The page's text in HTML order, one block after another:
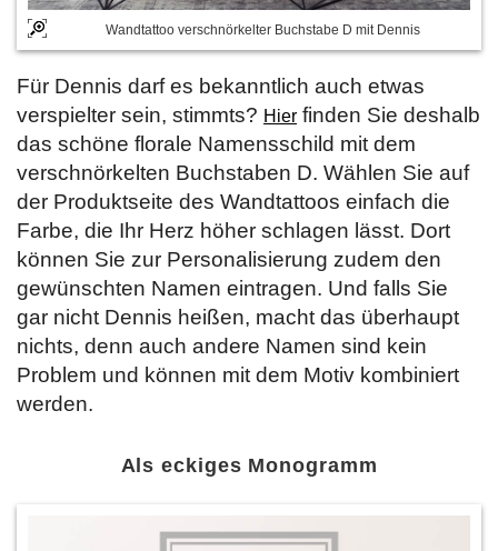
Wandtattoo verschnörkelter Buchstabe D mit Dennis
Für Dennis darf es bekanntlich auch etwas
verspielter sein, stimmts? Hier finden Sie deshalb
das schöne florale Namensschild mit dem
verschnörkelten Buchstaben D. Wählen Sie auf
der Produktseite des Wandtattoos einfach die
Farbe, die Ihr Herz höher schlagen lässt. Dort
können Sie zur Personalisierung zudem den
gewünschten Namen eintragen. Und falls Sie
gar nicht Dennis heißen, macht das überhaupt
nichts, denn auch andere Namen sind kein
Problem und können mit dem Motiv kombiniert
werden.
Als eckiges Monogramm